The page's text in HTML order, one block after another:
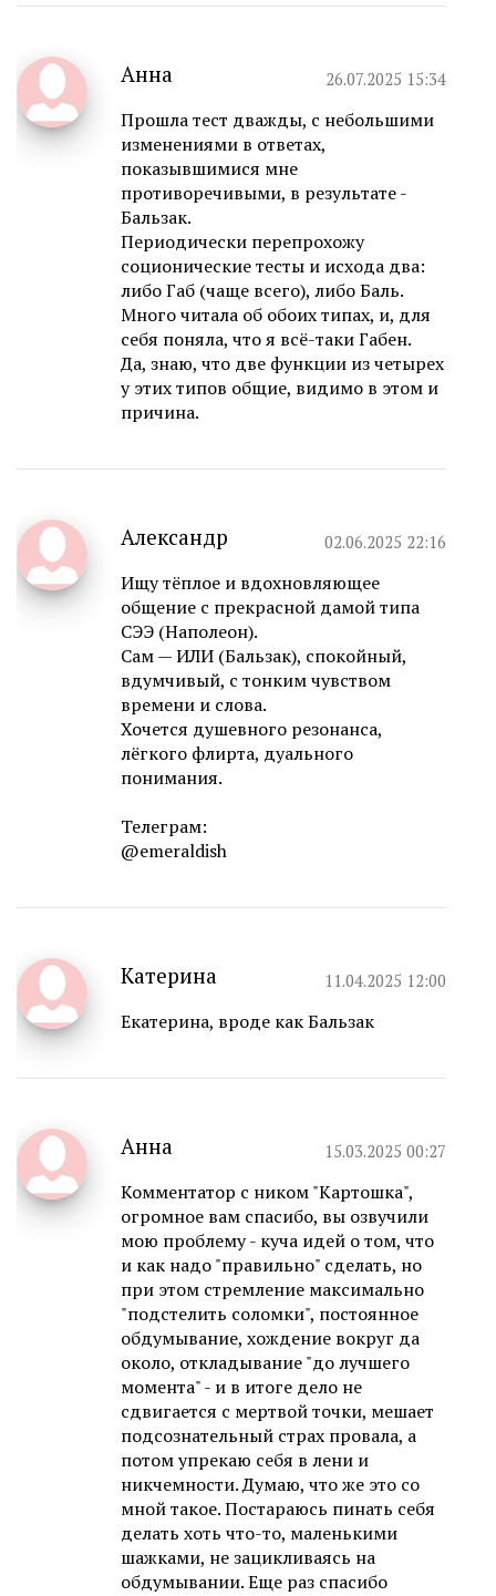
Анна 26.07.2025 15:34
Прошла тест дважды, с небольшими
изменениями в ответах,
показывшимися мне
противоречивыми, в результате -
Бальзак.
Периодически перепрохожу
соционические тесты и исхода два:
либо Габ (чаще всего), либо Баль.
Много читала об обоих типах, и, для
себя поняла, что я всё-таки Габен.
Да, знаю, что две функции из четырех
у этих типов общие, видимо в этом и
причина.
Александр 02.06.2025 22:16
Ищу тёплое и вдохновляющее
общение с прекрасной дамой типа
СЭЭ (Наполеон).
Сам — ИЛИ (Бальзак), спокойный,
вдумчивый, с тонким чувством
времени и слова.
Хочется душевного резонанса,
лёгкого флирта, дуального
понимания.
Телеграм:
@emeraldish
Катерина 11.04.2025 12:00
Екатерина, вроде как Бальзак
Анна 15.03.2025 00:27
Комментатор с ником "Картошка",
огромное вам спасибо, вы озвучили
мою проблему - куча идей о том, что
и как надо "правильно" сделать, но
при этом стремление максимально
"подстелить соломки", постоянное
обдумывание, хождение вокруг да
около, откладывание "до лучшего
момента" - и в итоге дело не
сдвигается с мертвой точки, мешает
подсознательный страх провала, а
потом упрекаю себя в лени и
никчемности. Думаю, что же это со
мной такое. Постараюсь пинать себя
делать хоть что-то, маленькими
шажками, не зацикливаясь на
обдумывании. Еще раз спасибо